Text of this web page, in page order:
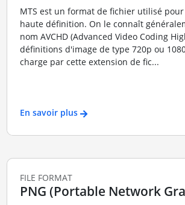
MTS est un format de fichier utilisé pour
haute définition. On le connaît
nom AVCHD (Advanced Video Coding
définitions d'image de type 720p ou
charge par cette extension de fic...
En savoir plus
FILE FORMAT
PNG (Portable Network